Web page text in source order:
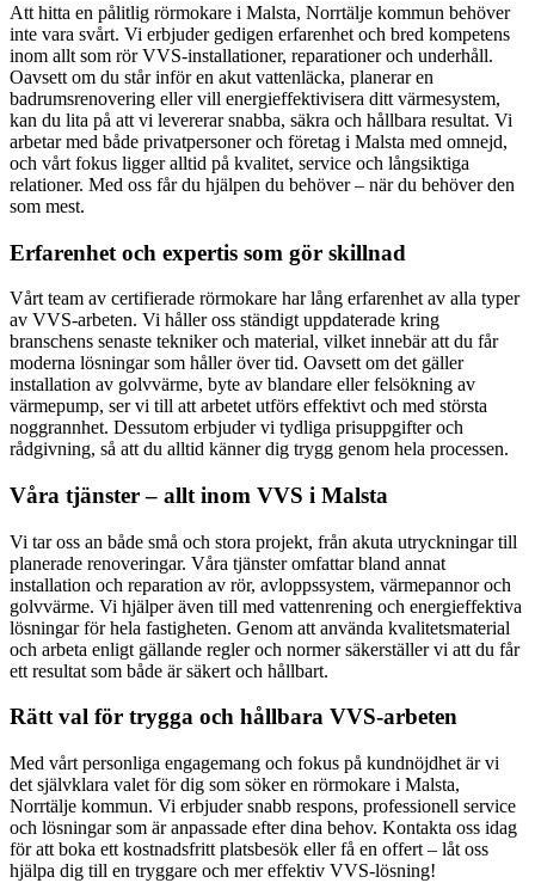
Att hitta en pålitlig rörmokare i Malsta, Norrtälje kommun behöver
inte vara svårt. Vi erbjuder gedigen erfarenhet och bred kompetens
inom allt som rör VVS-installationer, reparationer och underhåll.
Oavsett om du står inför en akut vattenläcka, planerar en
badrumsrenovering eller vill energieffektivisera ditt värmesystem,
kan du lita på att vi levererar snabba, säkra och hållbara resultat. Vi
arbetar med både privatpersoner och företag i Malsta med omnejd,
och vårt fokus ligger alltid på kvalitet, service och långsiktiga
relationer. Med oss får du hjälpen du behöver – när du behöver den
som mest.
Erfarenhet och expertis som gör skillnad
Vårt team av certifierade rörmokare har lång erfarenhet av alla typer
av VVS-arbeten. Vi håller oss ständigt uppdaterade kring
branschens senaste tekniker och material, vilket innebär att du får
moderna lösningar som håller över tid. Oavsett om det gäller
installation av golvvärme, byte av blandare eller felsökning av
värmepump, ser vi till att arbetet utförs effektivt och med största
noggrannhet. Dessutom erbjuder vi tydliga prisuppgifter och
rådgivning, så att du alltid känner dig trygg genom hela processen.
Våra tjänster – allt inom VVS i Malsta
Vi tar oss an både små och stora projekt, från akuta utryckningar till
planerade renoveringar. Våra tjänster omfattar bland annat
installation och reparation av rör, avloppssystem, värmepannor och
golvvärme. Vi hjälper även till med vattenrening och energieffektiva
lösningar för hela fastigheten. Genom att använda kvalitetsmaterial
och arbeta enligt gällande regler och normer säkerställer vi att du får
ett resultat som både är säkert och hållbart.
Rätt val för trygga och hållbara VVS-arbeten
Med vårt personliga engagemang och fokus på kundnöjdhet är vi
det självklara valet för dig som söker en rörmokare i Malsta,
Norrtälje kommun. Vi erbjuder snabb respons, professionell service
och lösningar som är anpassade efter dina behov. Kontakta oss idag
för att boka ett kostnadsfritt platsbesök eller få en offert – låt oss
hjälpa dig till en tryggare och mer effektiv VVS-lösning!